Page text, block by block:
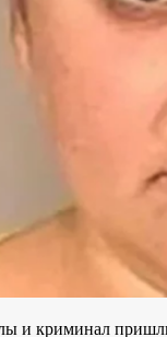
и криминал